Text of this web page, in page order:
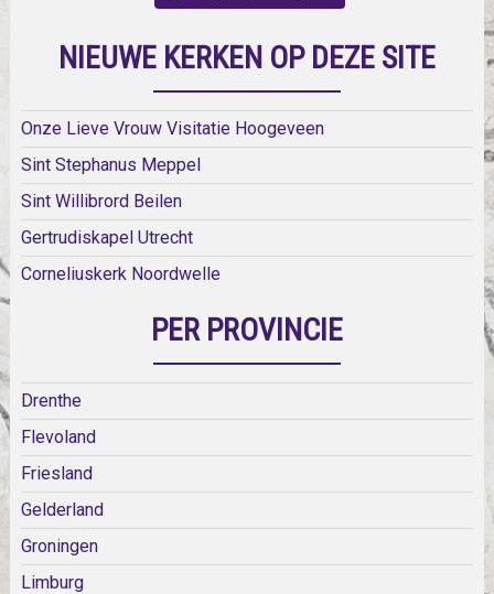
NIEUWE KERKEN OP DEZE SITE
Onze Lieve Vrouw Visitatie Hoogeveen
Sint Stephanus Meppel
Sint Willibrord Beilen
Gertrudiskapel Utrecht
Corneliuskerk Noordwelle
PER PROVINCIE
Drenthe
Flevoland
Friesland
Gelderland
Groningen
Limburg